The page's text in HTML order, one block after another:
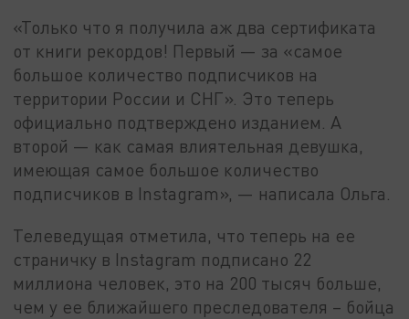
«Только что я получила аж два сертификата
от книги рекордов! Первый — за «самое
большое количество подписчиков на
территории России и СНГ». Это теперь
официально подтверждено изданием. А
второй — как самая влиятельная девушка,
имеющая самое большое количество
подписчиков в Instagram», — написала Ольга.
Телеведущая отметила, что теперь на ее
страничку в Instagram подписано 22
миллиона человек, это на 200 тысяч больше,
чем у ее ближайшего преследователя – бойца